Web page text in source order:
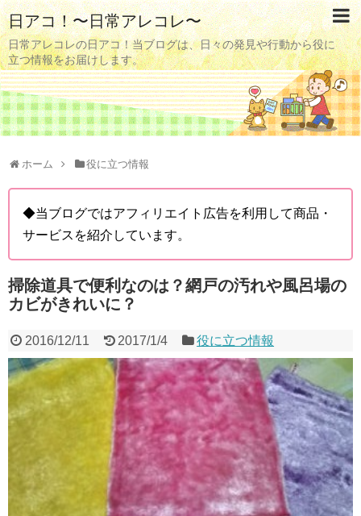
日アコ！〜日常アレコレ〜
日常アレコレの日アコ！当ブログは、日々の発見や行動から役に
立つ情報をお届けします。
ホーム 役に立つ情報
◆当ブログではアフィリエイト広告を利用して商品・
サービスを紹介しています。
掃除道具で便利なのは？網戸の汚れや風呂場の
カビがきれいに？
2016/12/11 2017/1/4 役に立つ情報